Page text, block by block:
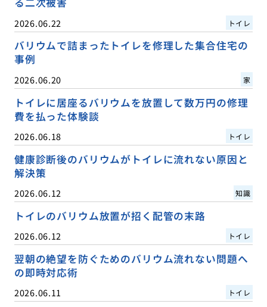
2026.06.22 トイレ
バリウムで詰まったトイレを修理した集合住宅の
事例
2026.06.20 家
トイレに居座るバリウムを放置して数万円の修理
費を払った体験談
2026.06.18 トイレ
健康診断後のバリウムがトイレに流れない原因と
解決策
2026.06.12 知識
トイレのバリウム放置が招く配管の末路
2026.06.12 トイレ
翌朝の絶望を防ぐためのバリウム流れない問題へ
の即時対応術
2026.06.11 トイレ